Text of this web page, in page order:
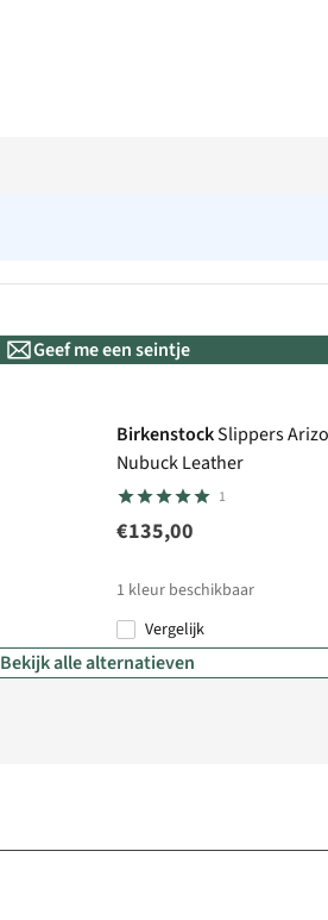
Geef me een seintje
BirkenstockSlippers
Nubuck Leather
1
€135,00
1 kleur beschikbaar
Vergelijk
Bekijk alle alternatieven